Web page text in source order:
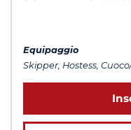
Equipaggio
Skipper, Hostess,